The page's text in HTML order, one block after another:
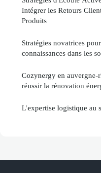
Intégrer les Retours
Produits
Stratégies novatrices
connaissances dans les
Cozynergy en
réussir la rénovation
L'expertise logistique au